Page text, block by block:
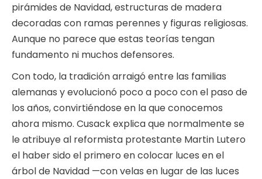
pirámides de Navidad, estructuras de madera
decoradas con ramas perennes y figuras religiosas.
Aunque no parece que estas teorías tengan
fundamento ni muchos defensores.
Con todo, la tradición arraigó entre las familias
alemanas y evolucionó poco a poco con el paso de
los años, convirtiéndose en la que conocemos
ahora mismo. Cusack explica que normalmente se
le atribuye al reformista protestante Martin Lutero
el haber sido el primero en colocar luces en el
árbol de Navidad —con velas en lugar de las luces